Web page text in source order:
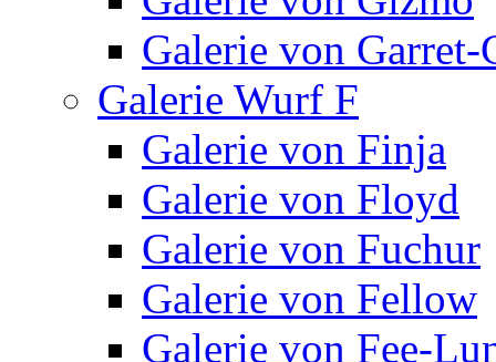
Galerie von Garret-
Galerie Wurf F
Galerie von Finja
Galerie von Floyd
Galerie von Fuchur
Galerie von Fellow
Galerie von Fee-